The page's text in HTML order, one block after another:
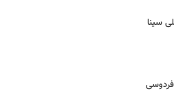
سینا
فردوسی